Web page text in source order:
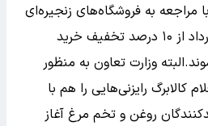
مراجعه به فروشگاه‌های زنجیره‌ای
و سوپرمارکت‌های طرف قرارداد از ۱۰ درصد تخفیف خرید
وزارت تعاون به منظور
کالابرگ رایزنی‌هایی را هم با
روغن و تخم مرغ آغاز